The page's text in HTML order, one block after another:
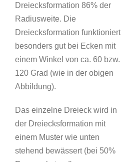
Dreiecksformation 86% der
Radiusweite. Die
Dreiecksformation funktioniert
besonders gut bei Ecken mit
einem Winkel von ca. 60 bzw.
120 Grad (wie in der obigen
Abbildung).
Das einzelne Dreieck wird in
der Dreiecksformation mit
einem Muster wie unten
stehend bewässert (bei 50%